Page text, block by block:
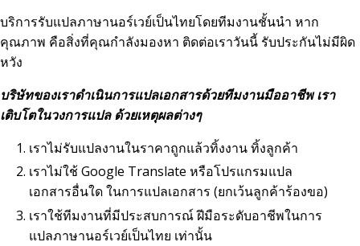
บริการรับแปลภาษานอร์เวย์เป็นไทยโดยทีมงานชั้นนำ หาก
คุณภาพ คือสิ่งที่คุณกำลังมองหา ติดต่อเราวันนี้ รับประกันไม่มีผิด
หวัง
บริษัทของเราดำเนินการแปลเอกสารด้วยทีมงานมืออาชีพ เรา
เติบโตในวงการแปล ด้วยเหตุผลต่างๆ
เราไม่รับแปลงานในราคาถูกแล้วทิ้งงาน ทิ้งลูกค้า
เราไม่ใช้ Google Translate หรือโปรแกรมแปล
เอกสารอื่นใด ในการแปลเอกสาร (ยกเว้นลูกค้าร้องขอ)
เราใช้ทีมงานที่มีประสบการณ์ ฝีมือระดับอาชีพในการ
แปลภาษานอร์เวย์เป็นไทย เท่านั้น